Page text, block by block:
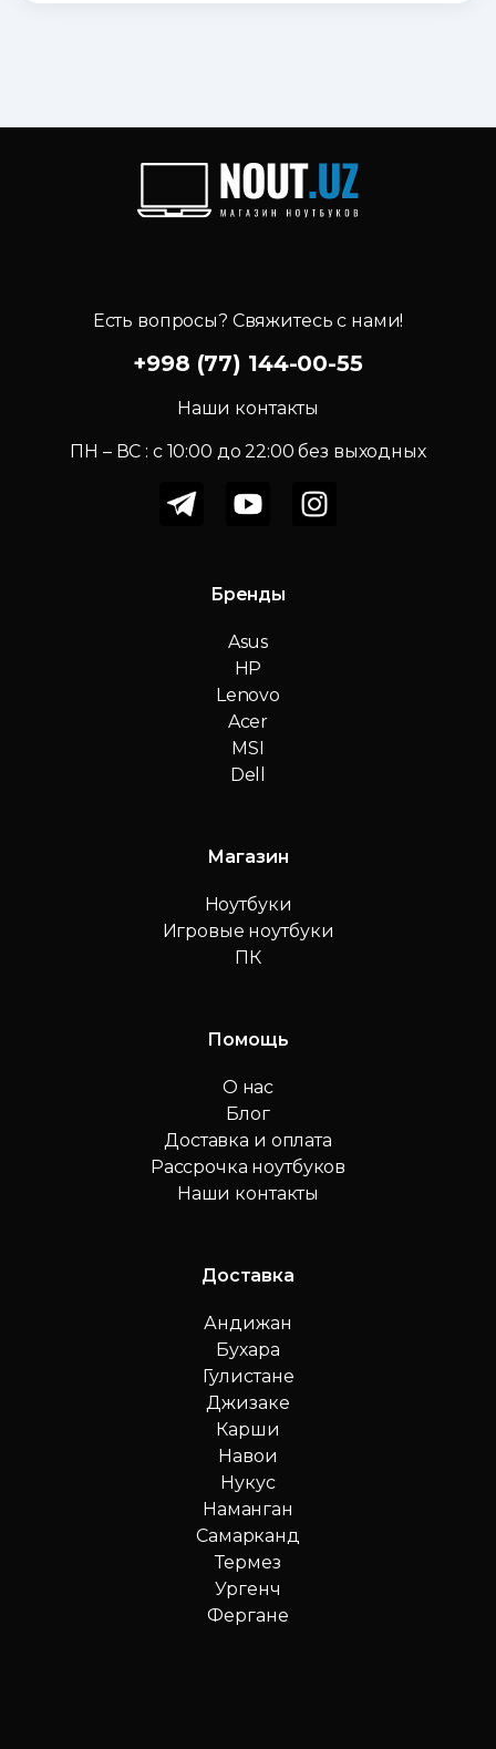
Есть вопросы? Свяжитесь с нами!
+998 (77) 144-00-55
Наши контакты
ПН – ВС : c 10:00 до 22:00 без выходных
Бренды
Asus
HP
Lenovo
Acer
MSI
Dell
Магазин
Ноутбуки
Игровые ноутбуки
ПК
Помощь
О нас
Блог
Доставка и оплата
Рассрочка ноутбуков
Наши контакты
Доставка
Андижан
Бухара
Гулистане
Джизаке
Карши
Навои
Нукус
Наманган
Самарканд
Термез
Ургенч
Фергане